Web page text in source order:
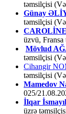
təmsilçisi
Günay
təmsilçisi
üzvü,
Mövlud
təmsilçisi
Cihangir
təmsilçisi
Mamedov
025/
İlqar
üzrə